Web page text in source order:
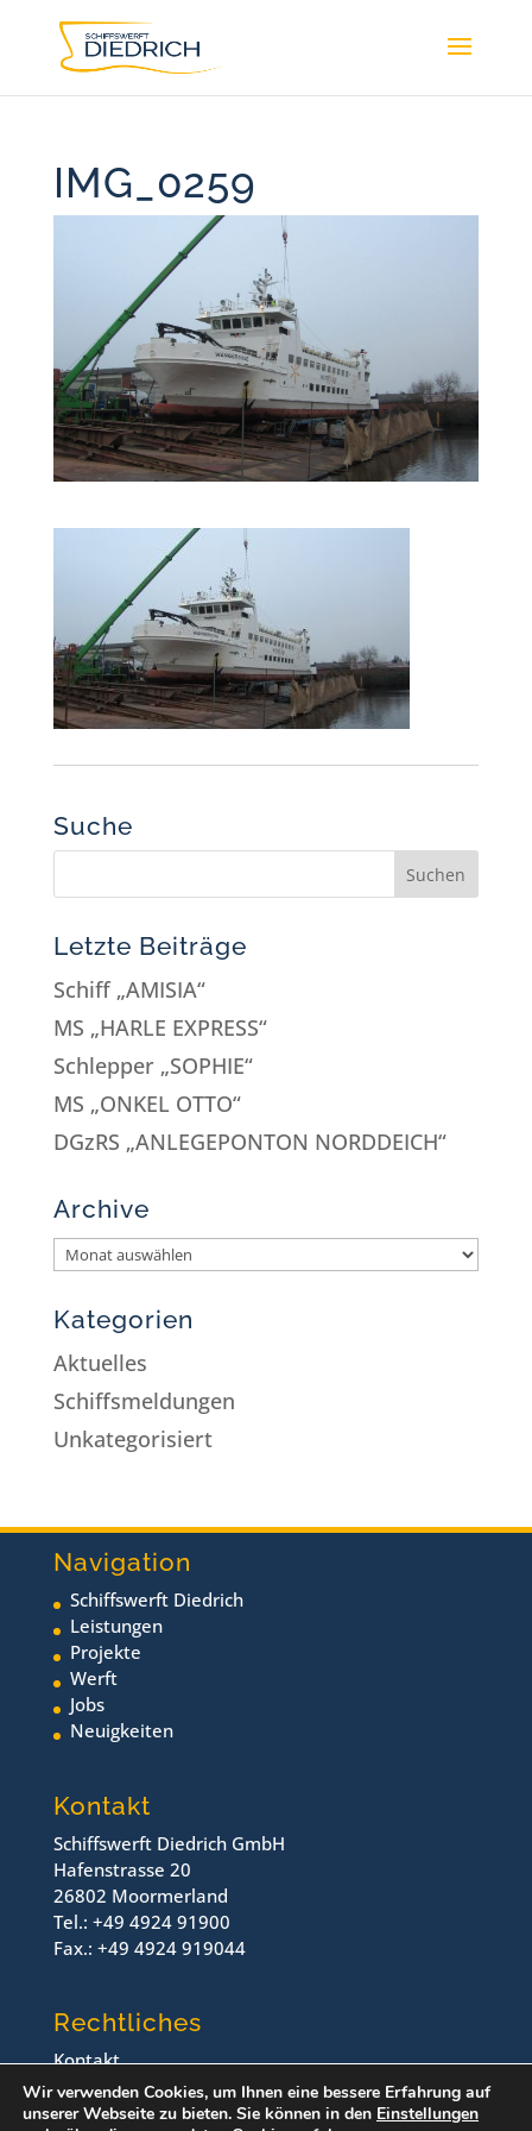
IMG_0259
Suche
Letzte Beiträge
Schiff „AMISIA“
MS „HARLE EXPRESS“
Schlepper „SOPHIE“
MS „ONKEL OTTO“
DGzRS „ANLEGEPONTON NORDDEICH“
Archive
Kategorien
Aktuelles
Schiffsmeldungen
Unkategorisiert
Navigation
Schiffswerft Diedrich
Leistungen
Projekte
Werft
Jobs
Neuigkeiten
Kontakt
Schiffswerft Diedrich GmbH
Hafenstrasse 20
26802 Moormerland
Tel.: +49 4924 91900
Fax.: +49 4924 919044
Rechtliches
Kontakt
Impressum
Datenschutz
Wir verwenden Cookies, um Ihnen eine bessere Erfahrung auf
unserer Webseite zu bieten. Sie können in den Einstellungen